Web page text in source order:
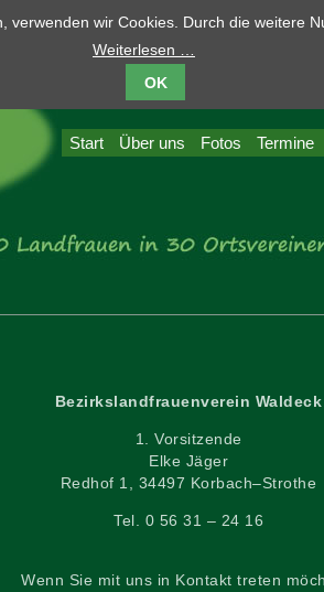
Start Über uns Fotos Termine
Bezirkslandfrauenverein Waldeck
1. Vorsitzende
Elke Jäger
Redhof 1, 34497 Korbach–Strothe
Tel. 0 56 31 – 24 16
Wenn Sie mit uns in Kontakt treten
wir Cookies. Durch die weitere
Weiterlesen …
OK